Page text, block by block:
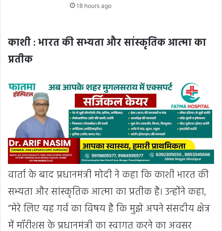
18 hours ago
काशी : भारत की सभ्यता और सांस्कृतिक आत्मा का
प्रतीक
वार्ता के बाद प्रधानमंत्री मोदी ने कहा कि काशी भारत की
सभ्यता और सांस्कृतिक आत्मा का प्रतीक है। उन्होंने कहा,
“मेरे लिए यह गर्व का विषय है कि मुझे अपने संसदीय क्षेत्र
में मॉरीशस के प्रधानमंत्री का स्वागत करने का अवसर